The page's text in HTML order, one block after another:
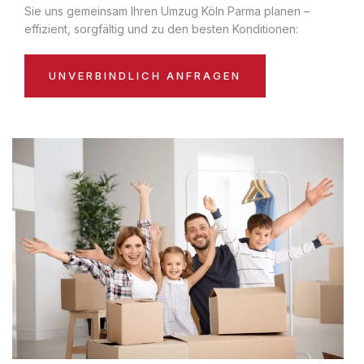
Sie uns gemeinsam Ihren Umzug Köln Parma planen –
effizient, sorgfältig und zu den besten Konditionen:
UNVERBINDLICH ANFRAGEN